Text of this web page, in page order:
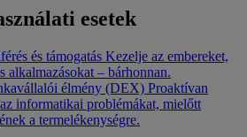
esetek
és támogatás Kezelje az embereket,
alkalmazásokat – bárhonnan.
élmény (DEX) Proaktívan
informatikai problémákat, mielőtt
a termelékenységre.